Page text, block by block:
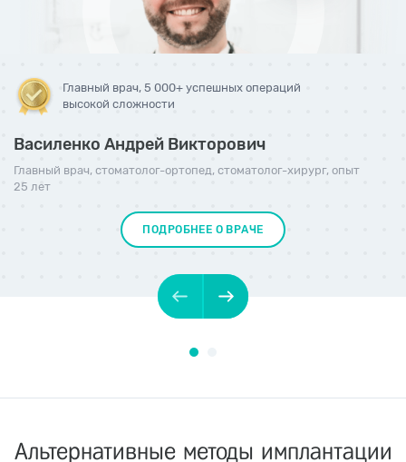
Василенко Андрей Викторович
Главный врач, стоматолог-ортопед, стоматолог-хирург, опыт
25 лет
Главный врач, 5 000+ успешных операций
высокой сложности
ПОДРОБНЕЕ О ВРАЧЕ
Альтернативные методы имплантации